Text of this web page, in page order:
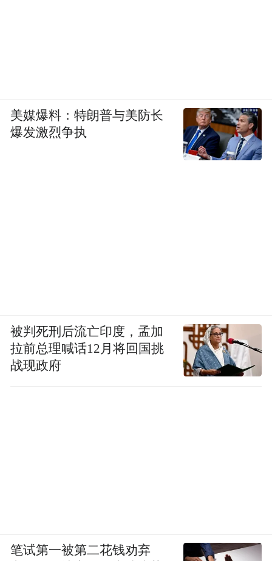
美媒爆料：特朗普与美防长
爆发激烈争执
被判死刑后流亡印度，孟加
拉前总理喊话12月将回国挑
战现政府
笔试第一被第二花钱劝弃